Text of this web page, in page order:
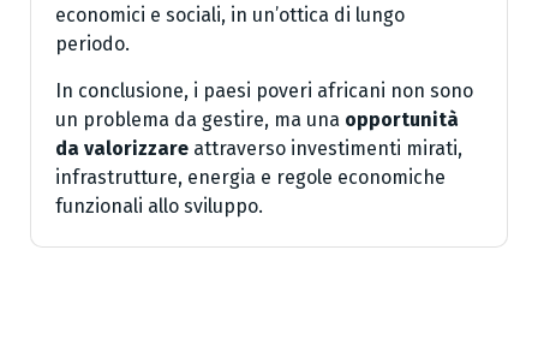
economici e sociali, in un’ottica di lungo
periodo.
In conclusione, i paesi poveri africani non sono
un problema da gestire, ma una opportunità
da valorizzare attraverso investimenti mirati,
infrastrutture, energia e regole economiche
funzionali allo sviluppo.